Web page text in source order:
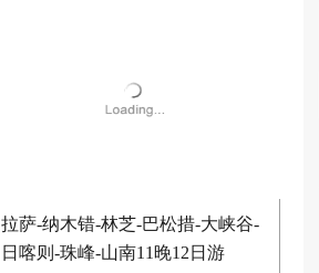
拉萨-纳木错-林芝-巴松措-大峡谷-
日喀则-珠峰-山南11晚12日游